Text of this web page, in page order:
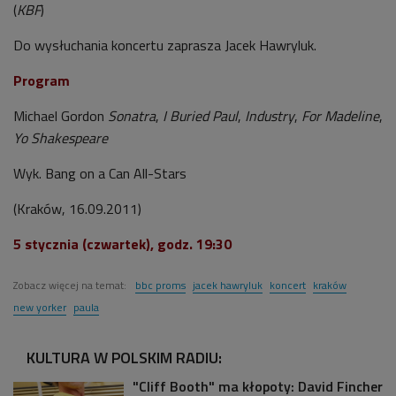
(KBF)
Do wysłuchania koncertu zaprasza Jacek Hawryluk.
Program
Michael Gordon Sonatra, I Buried Paul, Industry, For Madeline,
Yo Shakespeare
Wyk. Bang on a Can All-Stars
(Kraków, 16.09.2011)
5 stycznia (czwartek), godz. 19:30
Zobacz więcej na temat: bbc proms jacek hawryluk koncert kraków
new yorker paula
KULTURA W POLSKIM RADIU:
"Cliff Booth" ma kłopoty: David Fincher